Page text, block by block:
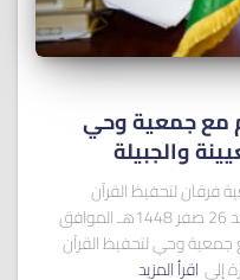
مع جمعية وحي
والجبيلة
فرقان لتحفيظ القرآن
الكريم بمحافظة الطائف صباح يوم الأحد 26 صفر 1448هـ الموافق
مع جمعية وحي لتحفيظ القرآن
إلى اقرأ المزيد